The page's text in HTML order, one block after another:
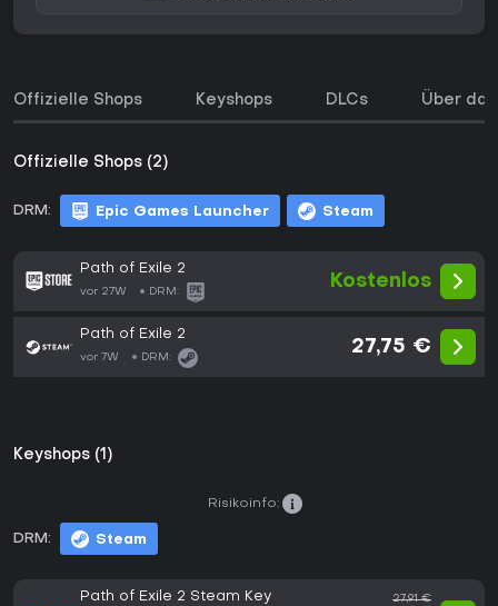
Offizielle Shops Keyshops DLCs Über
Offizielle Shops (2)
DRM: Epic Games Launcher Steam
Path of Exile 2
vor 27W DRM:
Kostenlos
Path of Exile 2
vor 7W DRM:
27,75 €
Keyshops (1)
DRM: Steam
Risikoinfo:
Path of Exile 2 Steam Key
27,91 €